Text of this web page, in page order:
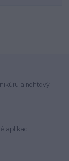
a nehtový
aplikaci.